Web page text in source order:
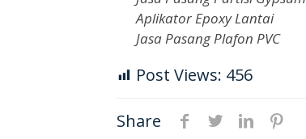
Aplikator Epoxy Lantai
Jasa Pasang Plafon PVC
Post Views: 456
Share